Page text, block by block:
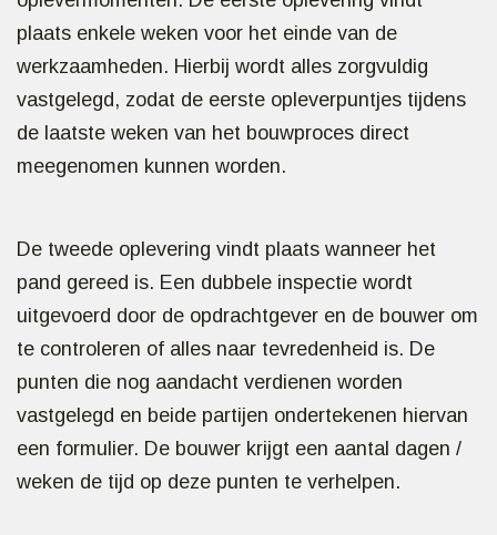
plaats enkele weken voor het einde van de
werkzaamheden. Hierbij wordt alles zorgvuldig
vastgelegd, zodat de eerste opleverpuntjes tijdens
de laatste weken van het bouwproces direct
meegenomen kunnen worden.
De tweede oplevering vindt plaats wanneer het
pand gereed is. Een dubbele inspectie wordt
uitgevoerd door de opdrachtgever en de bouwer om
te controleren of alles naar tevredenheid is. De
punten die nog aandacht verdienen worden
vastgelegd en beide partijen ondertekenen hiervan
een formulier. De bouwer krijgt een aantal dagen /
weken de tijd op deze punten te verhelpen.